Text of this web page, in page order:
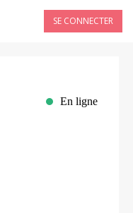
SE CONNECTER
En ligne